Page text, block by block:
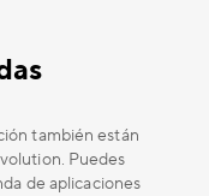
también están
Puedes
de aplicaciones